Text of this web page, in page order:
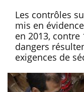
Les contrôles
mis en
en 2013, contre
dangers
exigences de